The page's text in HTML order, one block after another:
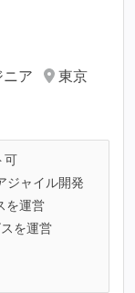
ア
東京
可
ジャイル開発
を運営
を運営